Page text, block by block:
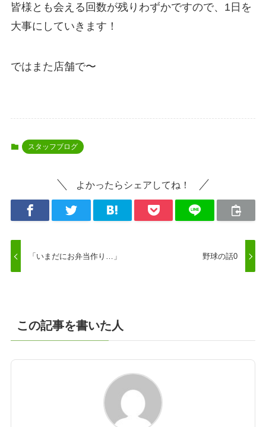
皆様とも会える回数が残りわずかですので、1日を
大事にしていきます！
ではまた店舗で〜
スタッフブログ
よかったらシェアしてね！
「いまだにお弁当作り…」 野球の話0
この記事を書いた人